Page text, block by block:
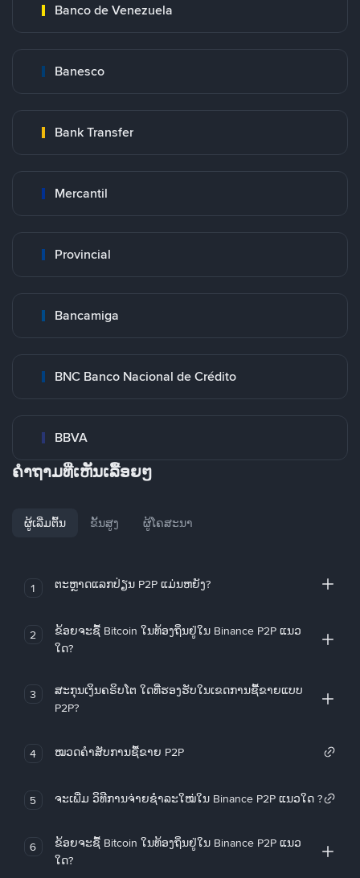
Banco de Venezuela
Banesco
Bank Transfer
Mercantil
Provincial
Bancamiga
BNC Banco Nacional de Crédito
BBVA
ຄໍາຖາມທີ່ເຫັນເລື້ອຍໆ
ຜູ້ເລີ່ມຕົ້ນ ຂັ້ນສູງ ຜູ້ໂຄສະນາ
1 ຕະຫຼາດແລກປ່ຽນ P2P ແມ່ນຫຍັງ?
2
ຂ້ອຍຈະຊື້ Bitcoin ໃນທ້ອງຖິ່ນຢູ່ໃນ Binance P2P ແນວ
ໃດ?
3
ສະກຸນເງິນຄຣິບໂຕ ໃດທີ່ຮອງຮັບໃນເຂດການຊື້ຂາຍແບບ
P2P?
4 ໝວດຄໍາສັບການຊື້ຂາຍ P2P
5 ຈະເພີ່ມ ວິທີການຈ່າຍຊຳລະໃໝ່ໃນ Binance P2P ແນວໃດ ?
6
ຂ້ອຍຈະຊື້ Bitcoin ໃນທ້ອງຖິ່ນຢູ່ໃນ Binance P2P ແນວ
ໃດ?